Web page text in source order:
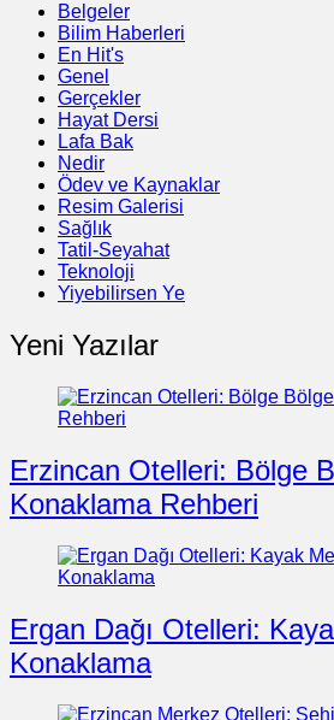
Belgeler
Bilim Haberleri
En Hit's
Genel
Gerçekler
Hayat Dersi
Lafa Bak
Nedir
Ödev ve Kaynaklar
Resim Galerisi
Sağlık
Tatil-Seyahat
Teknoloji
Yiyebilirsen Ye
Yeni Yazılar
Erzincan Otelleri: Bölge
Konaklama Rehberi
Ergan Dağı Otelleri:
Konaklama